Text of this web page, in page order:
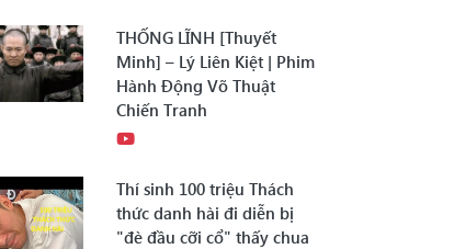
THỐNG LĨNH [Thuyết
Minh] – Lý Liên Kiệt | Phim
Hành Động Võ Thuật
Chiến Tranh
Thí sinh 100 triệu Thách
thức danh hài đi diễn bị
"đè đầu cỡi cổ" thấy chua